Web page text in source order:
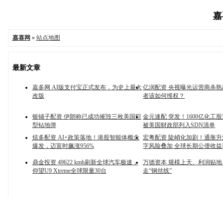
嘉喜网 » 站点地图
最新文章
嘉多网 AI版支付宝正式发布，为史上最大
改版
亿润配资 央视曝光运营商杀
者该如何维权？
银铺子配资 伊朗称已成功摧毁三枚美国巨
型钻地弹
金元速配 突发！1600亿化工
被美国财政部列入SDN清单
炫多配资 AI+政策落地！港股智能体概念
爆发，迈富时飙涨956%
宏粤配资 陡峭化加剧！通胀
字风险叠加 全球长期公债收
鼎金投资 49622 kmh刷新全球汽车极速，
仰望U9 Xtreme全球限量30台
万德资本 规模上天、利润贴
走“钢丝线”